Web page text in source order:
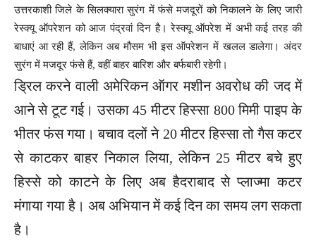
उत्तरकाशी जिले के सिलक्यारा सुरंग में फंसे मजदूरों को निकालने के लिए जारी
रेस्क्यू ऑपरेशन को आज पंद्रवां दिन है। रेस्क्यू ऑपरेश में अभी कई तरह की
बाधाएं आ रही हैं, लेकिन अब मौसम भी इस ऑपरेशन में खलल डालेगा। अंदर
सुरंग में मजदूर फंसे हैं, वहीं बाहर बारिश और बर्फबारी रहेगी।
ड्रिल करने वाली अमेरिकन ऑगर मशीन अवरोध की जद में
आने से टूट गई। उसका 45 मीटर हिस्सा 800 मिमी पाइप के
भीतर फंस गया। बचाव दलों ने 20 मीटर हिस्सा तो गैस कटर
से काटकर बाहर निकाल लिया, लेकिन 25 मीटर बचे हुए
हिस्से को काटने के लिए अब हैदराबाद से प्लाज्मा कटर
मंगाया गया है। अब अभियान में कई दिन का समय लग सकता
है।